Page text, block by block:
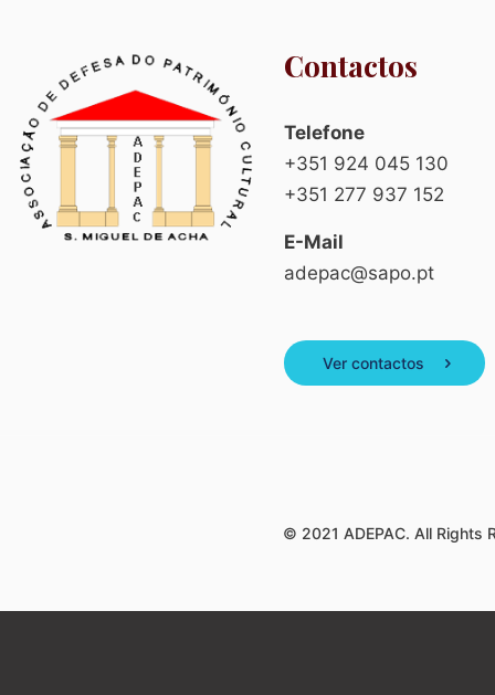
Contactos
Telefone
+351 924 045 130
+351 277 937 152
E-Mail
adepac@sapo.pt
Ver contactos
© 2021 ADEPAC. All Rights